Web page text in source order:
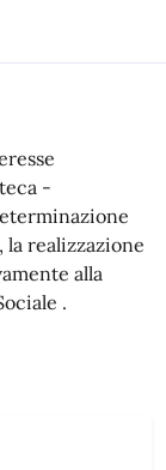
-
la realizzazione
alla
.